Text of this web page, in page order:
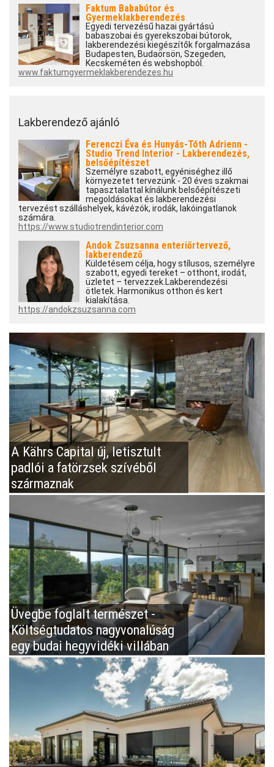
Faktum Bababútor és
Gyermeklakberendezés
Egyedi tervezésű hazai gyártású
babaszobai és gyerekszobai bútorok,
lakberendezési kiegészítők forgalmazása
Budapesten, Budaörsön, Szegeden,
Kecskeméten és webshopból.
www.faktumgyermeklakberendezes.hu
Lakberendező ajánló
Ferenczi Éva és Hunyás-Tóth Adrienn -
Studio Trend Interior - Lakberendezés,
belsőépítészet
Személyre szabott, egyéniséghez illő
környezetet tervezünk - 20 éves szakmai
tapasztalattal kínálunk belsőépítészeti
megoldásokat és lakberendezési
tervezést szálláshelyek, kávézók, irodák, lakóingatlanok
számára.
https://www.studiotrendinterior.com
Andok Zsuzsanna enteriőrtervező,
lakberendező
Küldetésem célja, hogy stílusos, személyre
szabott, egyedi tereket – otthont, irodát,
üzletet – tervezzek.Lakberendezési
ötletek. Harmonikus otthon és kert
kialakítása.
https://andokzsuzsanna.com
A Kährs Capital új, letisztult
padlói a fatörzsek szívéből
származnak
Üvegbe foglalt természet -
Költségtudatos nagyvonalúság
egy budai hegyvidéki villában